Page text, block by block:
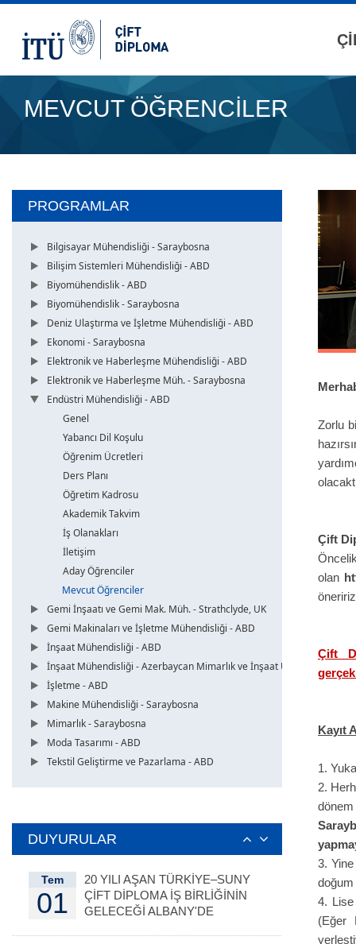
MEVCUT ÖĞRENCİLER
PROGRAMLAR
Bilgisayar Mühendisliği - Saraybosna
Bilişim Sistemleri Mühendisliği - ABD
Biyomühendislik - ABD
Biyomühendislik - Saraybosna
Deniz Ulaştırma ve İşletme Mühendisliği - ABD
Ekonomi - Saraybosna
Elektronik ve Haberleşme Mühendisliği - ABD
Elektronik ve Haberleşme Müh. - Saraybosna
Endüstri Mühendisliği - ABD
Genel
Yabancı Dil Koşulu
Öğrenim Ücretleri
Ders Planı
Öğretim Kadrosu
Akademik Takvim
İş Olanakları
İletişim
Aday Öğrenciler
Mevcut Öğrenciler
Gemi İnşaatı ve Gemi Mak. Müh. - Strathclyde, UK
Gemi Makinaları ve İşletme Mühendisliği - ABD
İnşaat Mühendisliği - ABD
İnşaat Mühendisliği - Azerbaycan Mimarlık ve İnşaat Üni.
İşletme - ABD
Makine Mühendisliği - Saraybosna
Mimarlık - Saraybosna
Moda Tasarımı - ABD
Tekstil Geliştirme ve Pazarlama - ABD
DUYURULAR
Tem
01
20 YILI AŞAN TÜRKİYE–SUNY
ÇİFT DİPLOMA İŞ BİRLİĞİNİN
GELECEĞİ ALBANY'DE
Zorlu
Çift
olan
Çift
Kayıt
1.
2.
3. Yine
doğum
4. Lise
(Eğer